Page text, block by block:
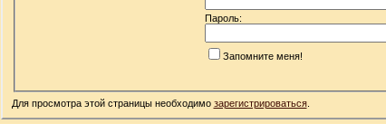
Пароль:
Запомните меня!
Для просмотра этой страницы необходимо зарегистрироваться.